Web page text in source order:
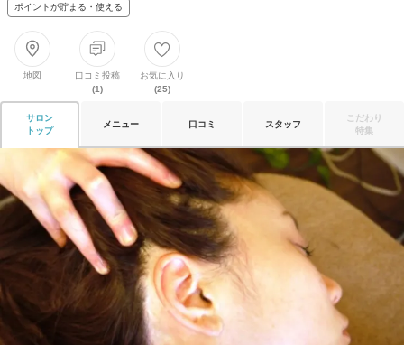
ポイントが貯まる・使える
地図
口コミ投稿
(1)
お気に入り
(25)
サロン
トップ
メニュー 口コミ スタッフ
こだわり
特集